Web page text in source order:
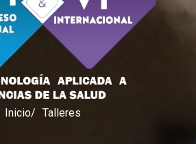
Inicio Talleres